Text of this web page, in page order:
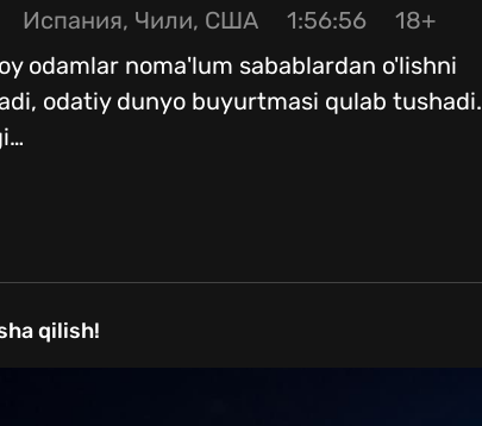
Испания, Чили, США 1:56:56
18+
odamlar noma'lum sabablardan o'lishni
odatiy dunyo buyurtmasi qulab tushadi.
…
qilish!